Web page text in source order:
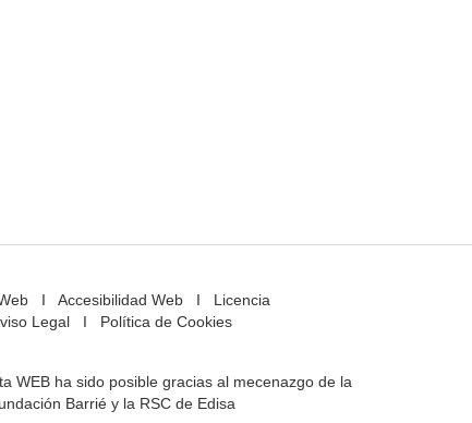
I Accesibilidad WebI Licencia
Legal I Política de Cookies
WEB ha sido posible gracias al mecenazgo de la
Barrié y la RSC de Edisa